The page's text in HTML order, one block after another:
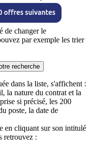
de changer le
par exemple les trier
recherche
dans la liste, s'affichent :
la nature du contrat et la
si précisé, les 200
poste, la date de
en cliquant sur son intitulé
retrouvez :